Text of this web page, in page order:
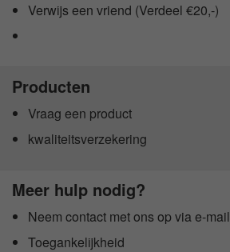
Verwijs een vriend (Verdeel €20,-)
Producten
Vraag een product
kwaliteitsverzekering
Meer hulp nodig?
Neem contact met ons op via e-mail
Toegankelijkheid